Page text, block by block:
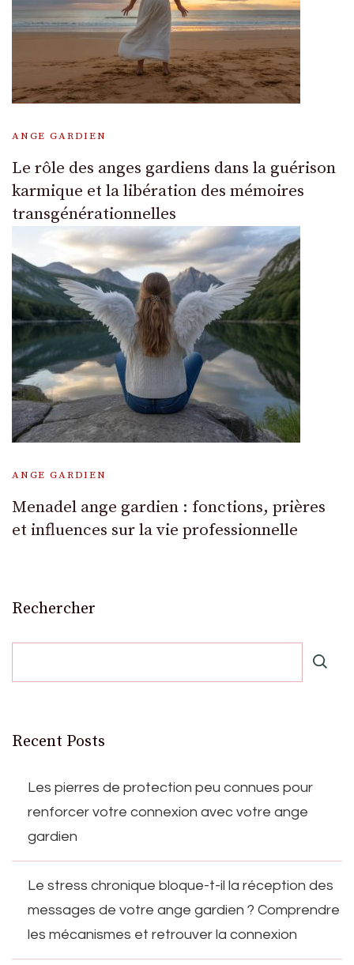
ANGE GARDIEN
Le rôle des anges gardiens dans la guérison
karmique et la libération des mémoires
transgénérationnelles
ANGE GARDIEN
Menadel ange gardien : fonctions, prières
et influences sur la vie professionnelle
Rechercher
Recent Posts
Les pierres de protection peu connues pour
renforcer votre connexion avec votre ange
gardien
Le stress chronique bloque-t-il la réception des
messages de votre ange gardien ? Comprendre
les mécanismes et retrouver la connexion